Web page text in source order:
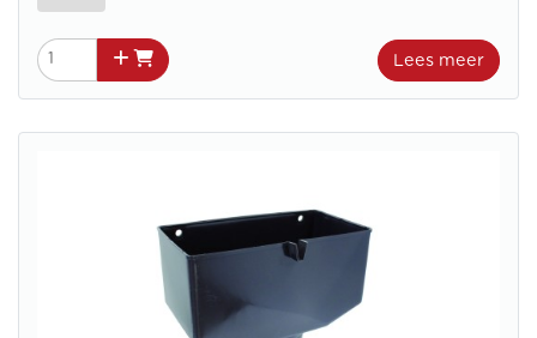
Lees meer